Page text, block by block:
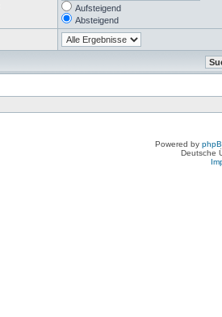
Aufsteigend
Absteigend
Powered by
Deutsche